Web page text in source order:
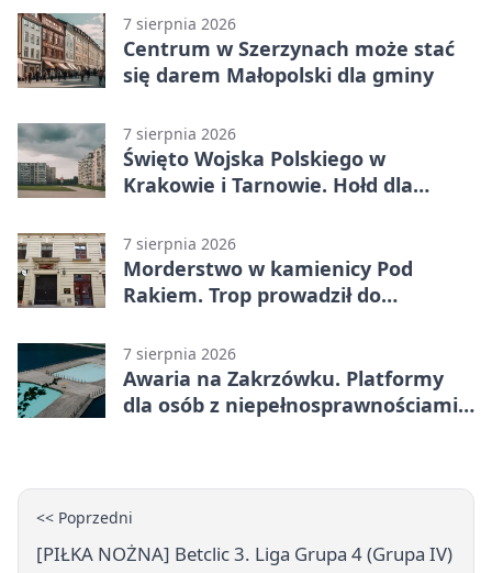
7 sierpnia 2026
Centrum w Szerzynach może stać
się darem Małopolski dla gminy
7 sierpnia 2026
Święto Wojska Polskiego w
Krakowie i Tarnowie. Hołd dla
7 sierpnia 2026
Morderstwo w kamienicy Pod
Rakiem. Trop prowadził do
7 sierpnia 2026
Awaria na Zakrzówku. Platformy
dla osób z niepełnosprawnościami
<< Poprzedni
[PIŁKA NOŻNA] Betclic 3. Liga Grupa 4 (Grupa IV)